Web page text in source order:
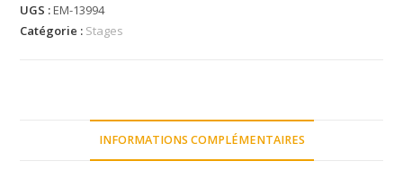
UGS :EM-13994
Catégorie : Stages
INFORMATIONS COMPLÉMENTAIRES